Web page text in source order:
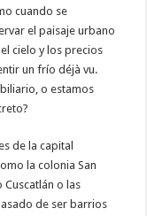
cuando se
el paisaje urbano
cielo y los precios
un frío déjà vu.
o estamos
de la capital
la colonia San
Cuscatlán o las
de ser barrios